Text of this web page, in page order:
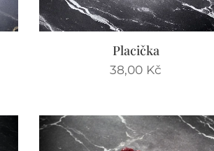
Placička
38,00 Kč